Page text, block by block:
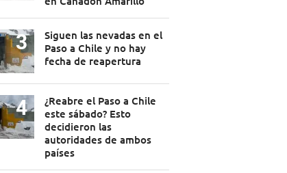
Siguen las nevadas en el
Paso a Chile y no hay
fecha de reapertura
¿Reabre el Paso a Chile
este sábado? Esto
decidieron las
autoridades de ambos
países